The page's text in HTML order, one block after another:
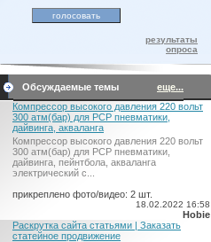
результаты
опроса
Обсуждаемые темы
еще...
Компрессор высокого давления 220 вольт
300 атм(бар) для PCP пневматики,
дайвинга, акваланга
Компрессор высокого давления 220 вольт
300 атм(бар) для PCP пневматики,
дайвинга, пейнтбола, акваланга
электрический c...
прикреплено фото/видео: 2 шт.
18.02.2022 16:58
Hobie
Раскрутка сайта статьями | Заказать
статейное продвижение